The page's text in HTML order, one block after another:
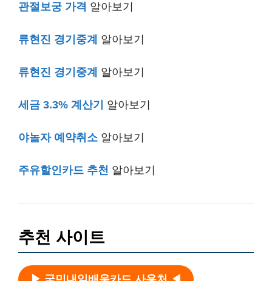
관절보궁 가격 알아보기
류현진 경기중계 알아보기
류현진 경기중계 알아보기
세금 3.3% 계산기 알아보기
야놀자 예약취소 알아보기
주유할인카드 추천 알아보기
추천 사이트